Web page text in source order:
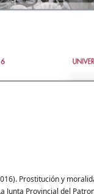
Prostitución y
Junta Provincial del